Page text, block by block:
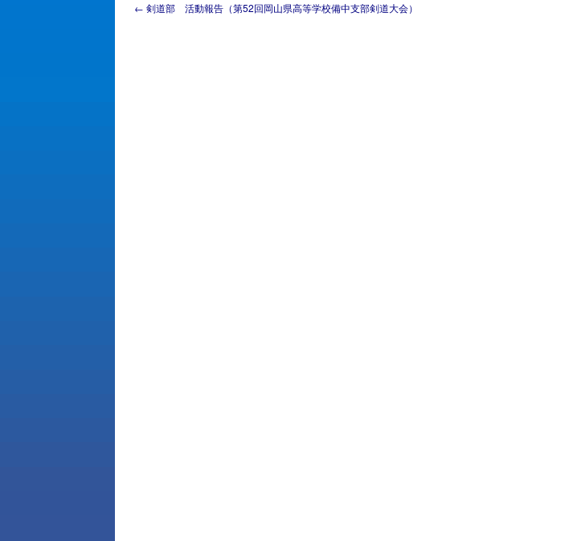
← 剣道部 活動報告（第52回岡山県高等学校備中支部剣道大会）